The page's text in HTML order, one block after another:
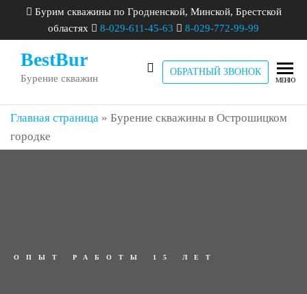
Бурим скважины по Гродненской, Минской, Брестской
областях
8-029-611-45-63 8-029-772-99-99
BestBur
Бурение скважин
ОБРАТНЫЙ ЗВОНОК
МЕНЮ
Главная страница » Бурение скважины в Острошицком
городке
ОПЫТ РАБОТЫ 15 ЛЕТ